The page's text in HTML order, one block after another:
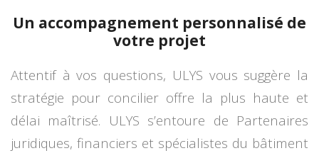
Un accompagnement personnalisé de
votre projet
Attentif à vos questions, ULYS vous suggère la
stratégie pour concilier offre la plus haute et
délai maîtrisé. ULYS s’entoure de Partenaires
juridiques, financiers et spécialistes du bâtiment